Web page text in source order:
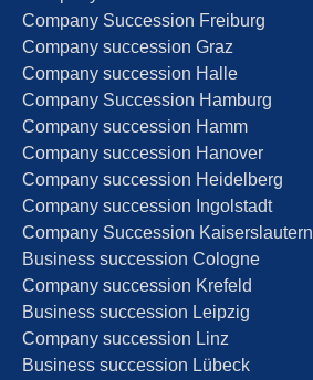
Compa­ny Succes­si­on Freiburg
Compa­ny succes­si­on Graz
Compa­ny succes­si­on Halle
Compa­ny Succes­si­on Hamburg
Compa­ny succes­si­on Hamm
Compa­ny succes­si­on Hanover
Compa­ny succes­si­on Heidelberg
Compa­ny succes­si­on Ingolstadt
Compa­ny Succes­si­on Kaiserslautern
Business succes­si­on Cologne
Compa­ny succes­si­on Krefeld
Business succes­si­on Leipzig
Compa­ny succes­si­on Linz
Business succes­si­on Lübeck